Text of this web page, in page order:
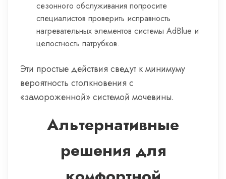
сезонного обслуживания попросите
специалистов проверить исправность
нагревательных элементов системы AdBlue и
целостность патрубков.
Эти простые действия сведут к минимуму
вероятность столкновения с
«замороженной» системой мочевины.
Альтернативные
решения для